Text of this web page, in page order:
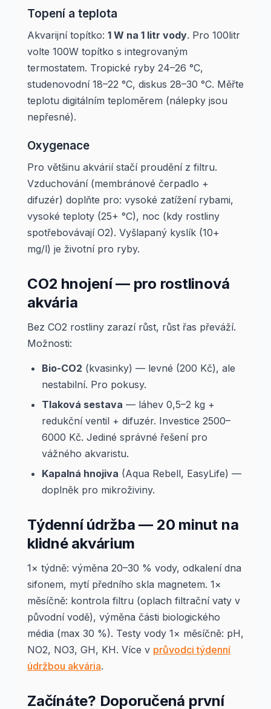
Topení a teplota
Akvarijní topítko: 1 W na 1 litr vody. Pro 100litr
volte 100W topítko s integrovaným
termostatem. Tropické ryby 24–26 °C,
studenovodní 18–22 °C, diskus 28–30 °C. Měřte
teplotu digitálním teploměrem (nálepky jsou
nepřesné).
Oxygenace
Pro většinu akvárií stačí proudění z filtru.
Vzduchování (membránové čerpadlo +
difuzér) doplňte pro: vysoké zatížení rybami,
vysoké teploty (25+ °C), noc (kdy rostliny
spotřebovávají O2). Vyšlapaný kyslík (10+
mg/l) je životní pro ryby.
CO2 hnojení — pro rostlinová
akvária
Bez CO2 rostliny zarazí růst, růst řas převáží.
Možnosti:
Bio-CO2 (kvasinky) — levné (200 Kč), ale
nestabilní. Pro pokusy.
Tlaková sestava — láhev 0,5–2 kg +
redukční ventil + difuzér. Investice 2500–
6000 Kč. Jediné správné řešení pro
vážného akvaristu.
Kapalná hnojiva (Aqua Rebell, EasyLife) —
doplněk pro mikroživiny.
Týdenní údržba — 20 minut na
klidné akvárium
1× týdně: výměna 20–30 % vody, odkalení dna
sifonem, mytí předního skla magnetem. 1×
měsíčně: kontrola filtru (oplach filtrační vaty v
původní vodě), výměna části biologického
média (max 30 %). Testy vody 1× měsíčně: pH,
NO2, NO3, GH, KH. Více v průvodci týdenní
údržbou akvária.
Začínáte? Doporučená první